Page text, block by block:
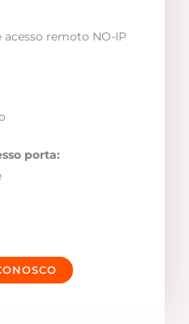
acesso remoto NO-IP
porta: